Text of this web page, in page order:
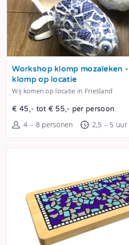
Tonen
Workshop klomp mozaïeken
klomp op locatie
Wij komen op locatie in Friesland
€ 45,- tot € 55,- per persoon
4 – 8 personen 2,5 – 5 uur